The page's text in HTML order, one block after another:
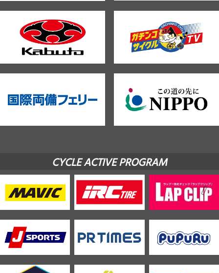
CYCLE ACTIVE PROGRAM